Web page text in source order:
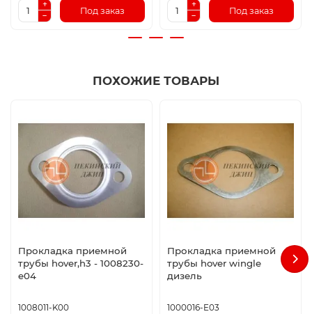
Под заказ Под заказ
ПОХОЖИЕ ТОВАРЫ
Прокладка приемной
трубы hover,h3 - 1008230-
e04
1008011-K00
Прокладка приемной
трубы hover wingle
дизель
1000016-E03